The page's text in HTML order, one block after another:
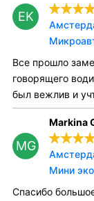
EK
Все прошло
говорящего
был вежлив и
MG
Markina
Мини
Спасибо